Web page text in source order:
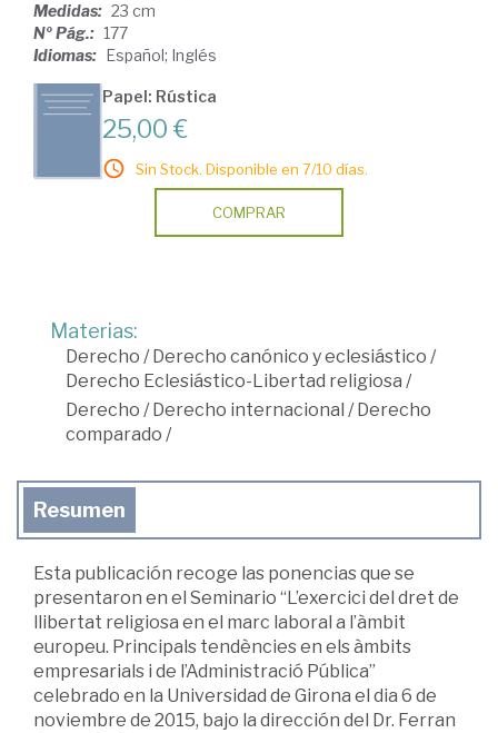
Medidas: 23 cm
Nº Pág.: 177
Idiomas: Español; Inglés
Papel: Rústica
25,00 €
Sin Stock. Disponible en 7/10 días.
COMPRAR
Materias:
Derecho / Derecho canónico y eclesiástico /
Derecho Eclesiástico-Libertad religiosa /
Derecho / Derecho internacional / Derecho
comparado /
Resumen
Esta publicación recoge las ponencias que se
presentaron en el Seminario “L’exercici del dret de
llibertat religiosa en el marc laboral a l’àmbit
europeu. Principals tendències en els àmbits
empresarials i de l’Administració Pública”
celebrado en la Universidad de Girona el dia 6 de
noviembre de 2015, bajo la dirección del Dr. Ferran